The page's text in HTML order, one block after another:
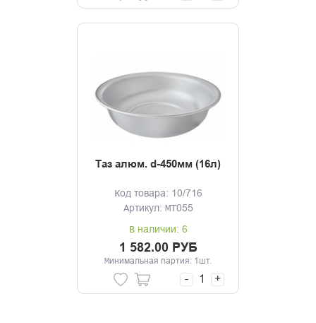
Таз алюм. d-450мм (16л)
Код товара: 10/716
Артикул: МТ055
В наличии: 6
1 582.00 РУБ
Минимальная партия: 1шт.
- +